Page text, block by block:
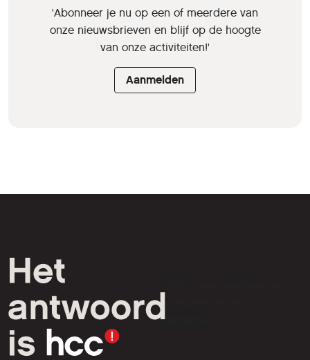
'Abonneer je nu op een of meerdere van
onze nieuwsbrieven en blijf op de hoogte
van onze activiteiten!'
Aanmelden
liefhebbers.